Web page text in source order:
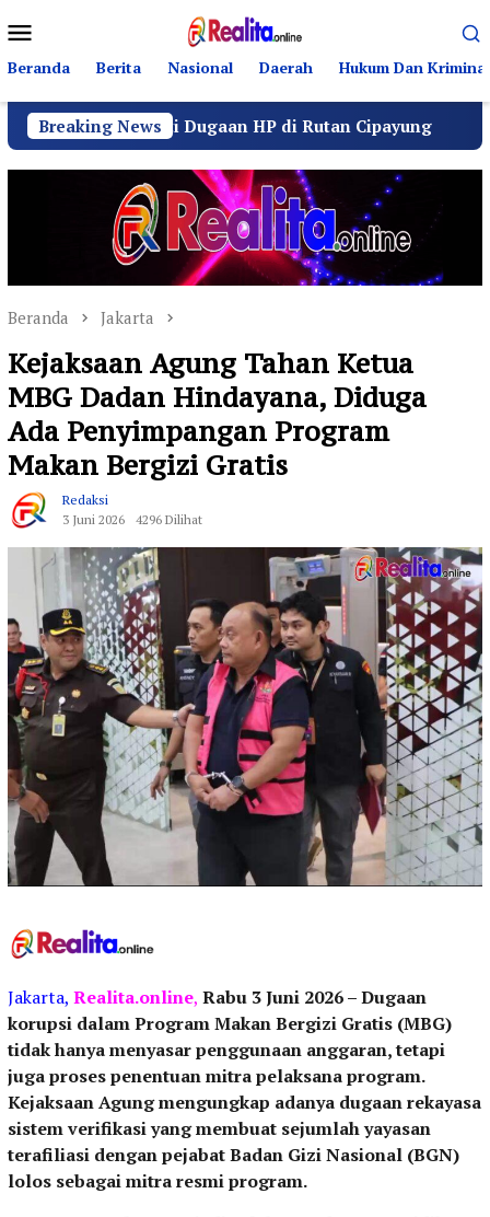
ke
kontenMobile
Beranda Berita Nasional Daerah Hukum Dan Kriminal
Breaking News
Soroti Dugaan HP di Rutan Cipayung Operasi
Beranda Jakarta
Kejaksaan Agung Tahan Ketua
MBG Dadan Hindayana, Diduga
Ada Penyimpangan Program
Makan Bergizi Gratis
Redaksi
3 Juni 2026
4296 Dilihat
Jakarta, Realita.online, Rabu 3 Juni 2026 –Dugaan
korupsi dalam Program Makan Bergizi Gratis (MBG)
tidak hanya menyasar penggunaan anggaran, tetapi
juga proses penentuan mitra pelaksana program.
Kejaksaan Agung mengungkap adanya dugaan rekayasa
sistem verifikasi yang membuat sejumlah yayasan
terafiliasi dengan pejabat Badan Gizi Nasional (BGN)
lolos sebagai mitra resmi program.